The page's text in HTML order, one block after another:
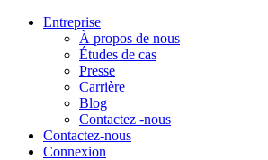
Entreprise
À propos de nous
Études de cas
Presse
Carrière
Blog
Contactez -nous
Contactez-nous
Connexion